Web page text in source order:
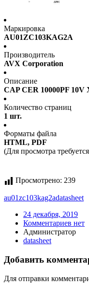
Маркировка
AU01ZC103KAG2A
Производитель
AVX Corporation
Описание
CAP CER 10000PF 10V
Количество страниц
1 шт.
Форматы файла
HTML, PDF
(Для просмотра
Просмотрено: 239
au01zc103kag2adatasheet
24 декабря, 2019
Комментариев нет
Администратор
datasheet
Добавить
Для отправки